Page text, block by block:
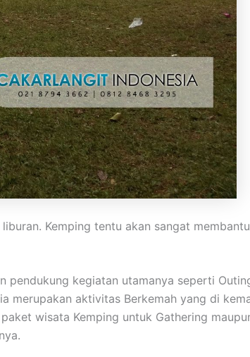
Kemping tentu akan sangat
pendukung kegiatan utamanya seperti
aktivitas Berkemah yang di
wisata Kemping untuk Gathering